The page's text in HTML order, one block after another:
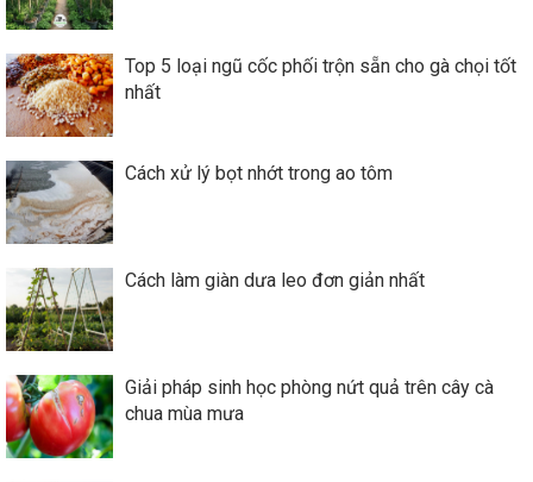
Top 5 loại ngũ cốc phối trộn sẵn cho gà chọi tốt
nhất
Cách xử lý bọt nhớt trong ao tôm
Cách làm giàn dưa leo đơn giản nhất
Giải pháp sinh học phòng nứt quả trên cây cà
chua mùa mưa